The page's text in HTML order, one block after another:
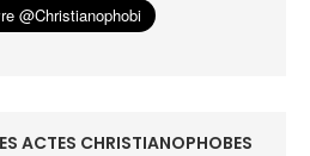
ACTES CHRISTIANOPHOBES